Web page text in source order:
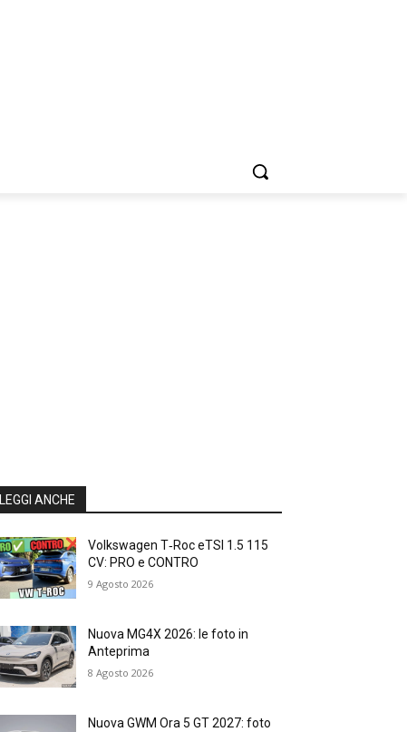
LEGGI ANCHE
Volkswagen T‑Roc eTSI 1.5 115
CV: PRO e CONTRO
9 Agosto 2026
Nuova MG4X 2026: le foto in
Anteprima
8 Agosto 2026
Nuova GWM Ora 5 GT 2027: foto